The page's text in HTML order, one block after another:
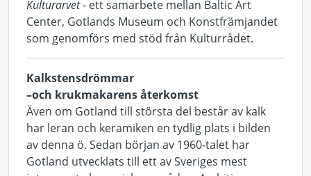
Kulturarvet- ett samarbete mellan Baltic Art
Center, Gotlands Museum och Konstfrämjandet
som genomförs med stöd från Kulturrådet.
Kalkstensdrömmar
–och krukmakarens återkomst
Även om Gotland till största del består av kalk
har leran och keramiken en tydlig plats i bilden
av denna ö. Sedan början av 1960-talet har
Gotland utvecklats till ett av Sveriges mest